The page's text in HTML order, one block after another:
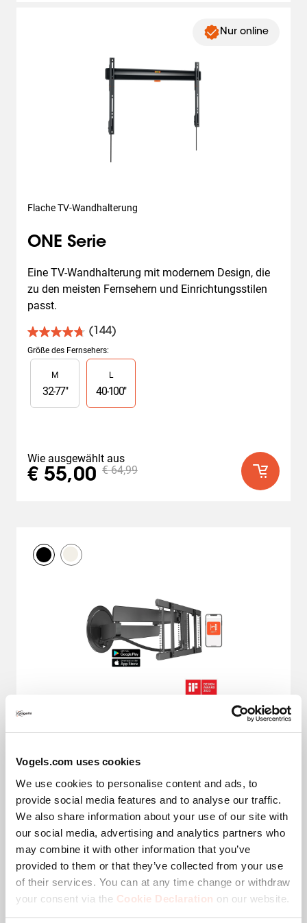
Vogels.com uses cookies
We use cookies to personalise content and ads, to
provide social media features and to analyse our traffic.
We also share information about your use of our site with
our social media, advertising and analytics partners who
may combine it with other information that you’ve
provided to them or that they’ve collected from your use
of their services. You can at any time change or withdraw
your consent via the Cookie Declaration on our website.
Nur online
Flache TV-Wandhalterung
ONE Serie
Eine TV-Wandhalterung mit modernem Design, die
zu den meisten Fernsehern und Einrichtungsstilen
passt.
(144)
4.7
von
5
Sternen.
144
Bewertungen
Größe des Fernsehers:
Slide 1 of 2
M
32-77"
L
40-100"
Wie ausgewählt aus
€ 55,00 € 64,99
SIGNATURE Serie
Drehen Sie Ihren Fernseher manuell oder elektrisch
mit unserem Top-Produkt
(57)
von
5
Sternen.
57
Ferngesteuert